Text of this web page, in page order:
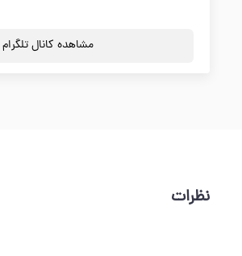
مشاهده کانال تلگرام
نظرات